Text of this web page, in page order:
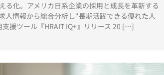
る化。アメリカ日系企業の採用と成長を革新する
人情報から総合分析し“長期活躍できる優れた人
援ツール『HRAIT IQ+』リリース 20 […]